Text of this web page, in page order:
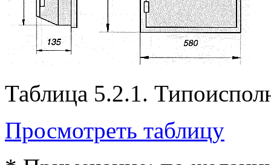
Таблица 5.2.1.
Просмотреть таблицу